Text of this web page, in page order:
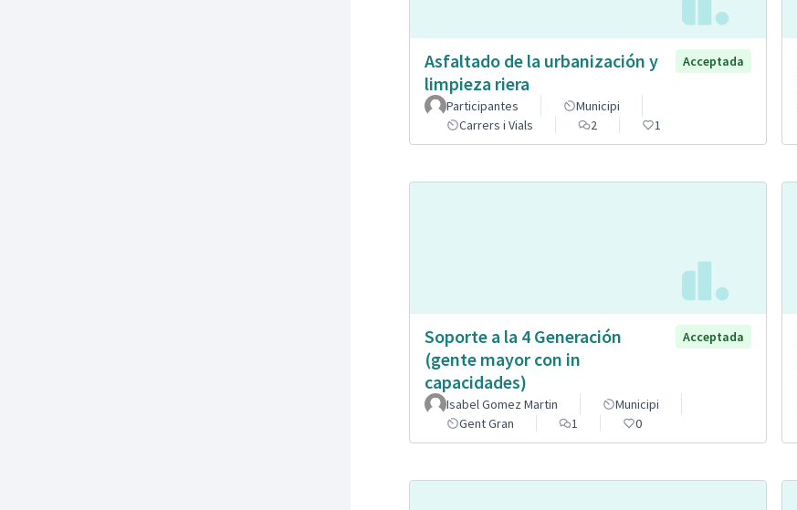
Asfaltado de la urbanización y
limpieza riera
Acceptada
Participantes
Municipi
Carrers i Vials
2 1
Soporte a la 4 Generación
(gente mayor con in
capacidades)
Acceptada
Isabel Gomez Martin
Municipi
Gent Gran
1 0